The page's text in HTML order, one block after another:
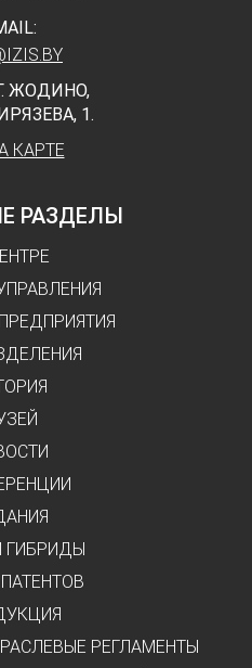
РАЗДЕЛЫ
ГИБРИДЫ
РЕГЛАМЕНТЫ
ЖОДИНО,
1.
КАРТЕ